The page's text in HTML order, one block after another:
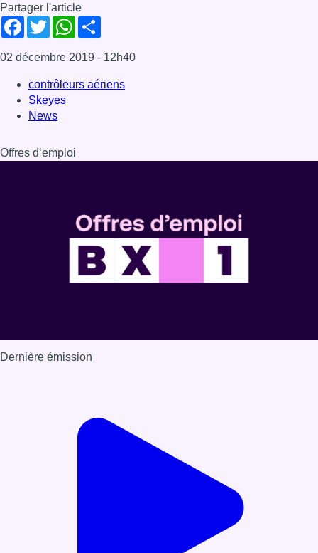
Partager l'article
Facebook
TwitterWhatsApp
02 décembre 2019 - 12h40
contrôleurs aériens
Skeyes
News
Offres d’emploi
Dernière émission